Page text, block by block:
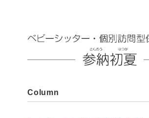
Column